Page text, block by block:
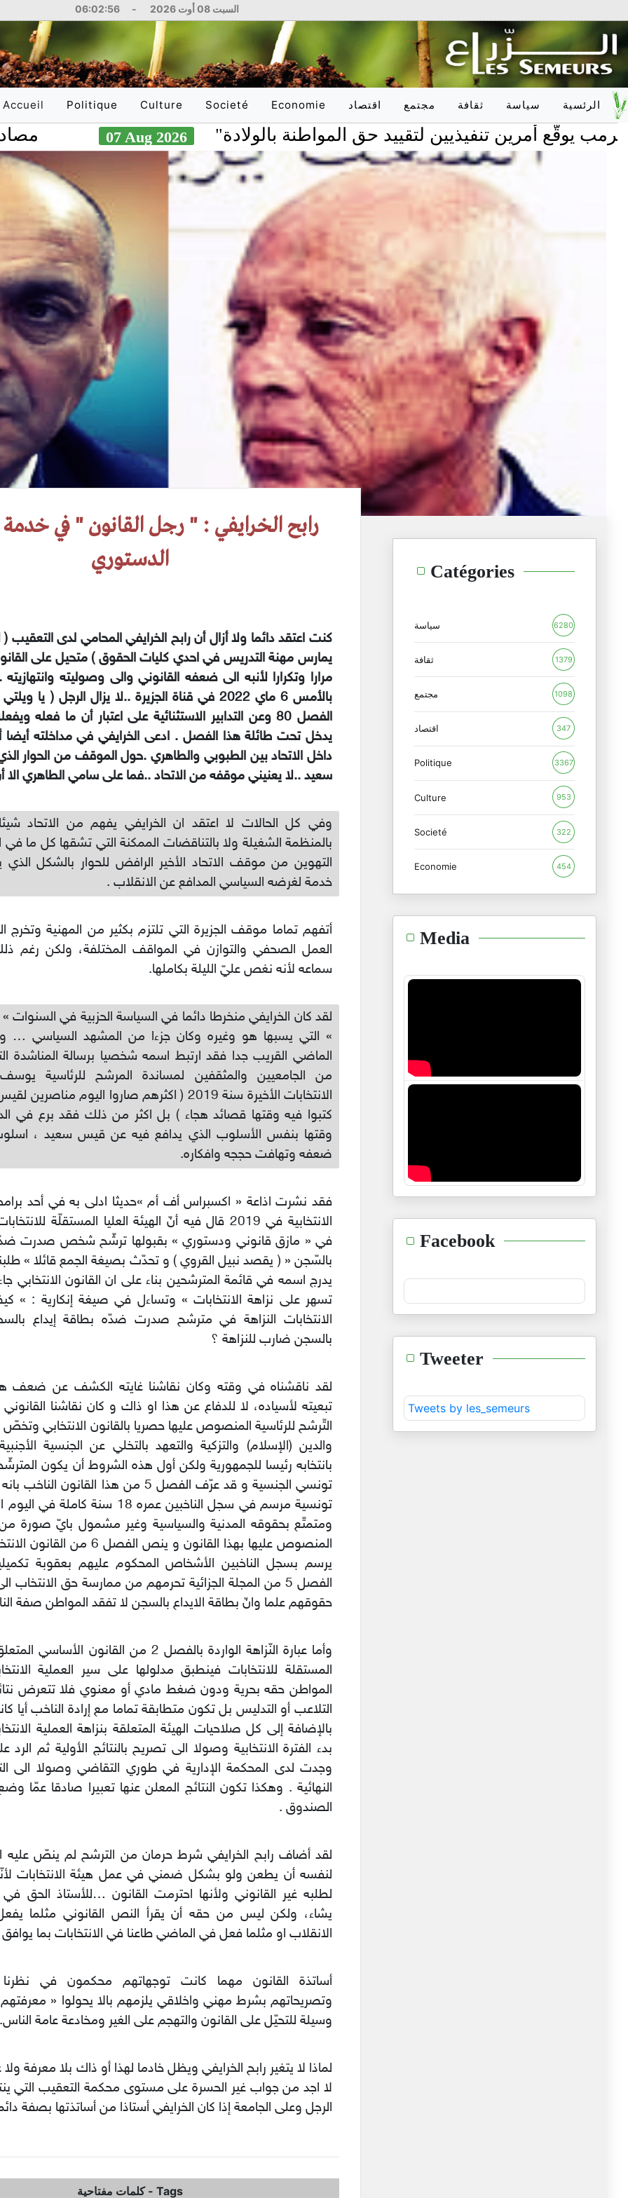
السبت 08 أوت 2026 -
06:02:57
Accueil
(current)
Politique
National
Culture
Littérature
Philosophie
Societé
Education
Santé
Economie
National
International
اقتصاد
وطـنـي
دولـي
مجتمع
تربية
صحّة
عدالة
ثقافة
أدب
فلسفة
سياسة
وطـنـي
الرئسية
مصادر 07 Aug 2026 تنفيذيين لتقييد حق المواطنة بالولادة
رابح الخرايفي : " رجل القانون " في خدمة
الدستوري
كنت اعتقد دائما ولا أزال أن رابح الخرايفي المحامي لدى التعقيب (
يمارس مهنة التدريس في احدي كليات الحقوق ) متحيل على
مرارا وتكرارا لأنبه الى ضعفه القانوني والى وصوليته
بالأمس 6 ماي 2022 في قناة الجزيرة ..لا يزال الرجل (
الفصل 80 وعن التدابير الاستثنائية على اعتبار أن ما فعله
يدخل تحت طائلة هذا الفصل . ادعى الخرايفي في مداخلته أيضا
داخل الاتحاد بين الطبوبي والطاهري .حول الموقف من الحوار
سعيد ..لا يعنيني موقفه من الاتحاد ..فما على سامي الطاهري الا
وفي كل الحالات لا اعتقد ان الخرايفي يفهم من الاتحاد
بالمنظمة الشغيلة ولا بالتناقضات الممكنة التي تشقها كل ما في
التهوين من موقف الاتحاد الأخير الرافض للحوار بالشكل الذي
خدمة لغرضه السياسي المدافع عن الانقلاب .
أتفهم تماما موقف الجزيرة التي تلتزم بكثير من المهنية وتخرج
العمل الصحفي والتوازن في المواقف المختلفة، ولكن رغم
سماعه لأنه نغص عليّ الليلة بكاملها.
لقد كان الخرايفي منخرطا دائما في السياسة الحزبية في السنوات
» التي يسبها هو وغيره وكان جزءا من المشهد السياسي …
الماضي القريب جدا فقد ارتبط اسمه شخصيا برسالة المناشدة
من الجامعيين والمثقفين لمساندة المرشح للرئاسية
الانتخابات الأخيرة سنة 2019 ( اكثرهم صاروا اليوم
كتبوا فيه وقتها قصائد هجاء ) بل اكثر من ذلك فقد برع في
وقتها بنفس الأسلوب الذي يدافع فيه عن قيس سعيد ،
ضعفه وتهافت حججه وافكاره.
فقد نشرت اذاعة « اكسبراس أف أم »حديثا ادلى به في أحد
الانتخابية في 2019 قال فيه أنّ الهيئة العليا المستقلّة
في « مازق قانوني ودستوري » بقبولها ترشّح شخص صدرت ضدّه
بالسّجن « ( يقصد نبيل القروي ) و تحدّث بصيغة الجمع قائلا » طلبنا
يدرج اسمه في قائمة المترشحين بناء على ان القانون الانتخابي
تسهر على نزاهة الانتخابات » وتساءل في صيغة إنكارية : »
الانتخابات النزاهة في مترشح صدرت ضدّه بطاقة إيداع
بالسجن ضارب للنزاهة ؟
لقد ناقشناه في وقته وكان نقاشنا غايته الكشف عن ضعف
تبعيته لأسياده، لا للدفاع عن هذا او ذاك و كان نقاشنا
والدين (الإسلام) والتزكية والتعهد بالتخلي عن الجنسية
بانتخابه رئيسا للجمهورية ولكن أول هذه الشروط أن يكون المترشّح
تونسي الجنسية و قد عرّف الفصل 5 من هذا
تونسية مرسم في سجل الناخبين عمره 18 سنة
ومتمتّع بحقوقه المدنية والسياسية وغير مشمول بايّ صورة
المنصوص عليها بهذا القانون و ينص
يرسم بسجل الناخبين الأشخاص المحكوم عليهم بعقوبة
الفصل 5 من المجلة الجزائية تحرمهم من ممارسة حق الانتخاب
حقوقهم علما وانّ بطاقة الايداع بالسجن لا تفقد المواطن صفة
وأما عبارة النّزاهة الواردة بالفصل 2 من القانون
المستقلة للانتخابات فينطبق مدلولها على سير العملية
المواطن حقه بحرية ودون ضغط مادي أو معنوي فلا تتعرض نتائج
التلاعب أو التدليس بل تكون متطابقة تماما مع إرادة الناخب أيا
بالإضافة إلى كل صلاحيات الهيئة المتعلقة بنزاهة العملية
بدء الفترة الانتخابية وصولا الى تصريح بالنتائج الأولية ثم
وجدت لدى المحكمة الإدارية في طوري التقاضي وصولا الى
النهائية . وهكذا تكون النتائج المعلن عنها تعبيرا صادقا عمّا
الصندوق .
لقد أضاف رابح الخرايفي شرط حرمان من الترشح لم ينصّ عليه
لنفسه أن يطعن ولو بشكل ضمني في عمل هيئة الانتخابات
لطلبه غير القانوني ولأنها احترمت القانون …للأستاذ الحق
يشاء، ولكن ليس من حقه أن يقرأ النص القانوني مثلما
الانقلاب او مثلما فعل في الماضي طاعنا في الانتخابات بما
أساتذة القانون مهما كانت توجهاتهم محكمون في
وتصريحاتهم بشرط مهني واخلاقي يلزمهم بالا يحولوا « معرفتهم
وسيلة للتحيّل على القانون والتهجم على الغير ومخادعة عامة الناس.
لماذا لا يتغير رابح الخرايفي ويظل خادما لهذا أو ذاك بلا معرفة
لا اجد من جواب غير الحسرة على مستوى محكمة التعقيب التي
الرجل وعلى الجامعة إذا كان الخرايفي أستاذا من أساتذتها بصفة
Tags
-كلمات مفتاحية
Catégories
سياسة 6280
ثقافة 1379
مجتمع 1098
اقتصاد 347
Politique 3367
Culture 953
Societé 322
Economie 454
Media
Facebook
Tweeter
Tweets by les_semeurs